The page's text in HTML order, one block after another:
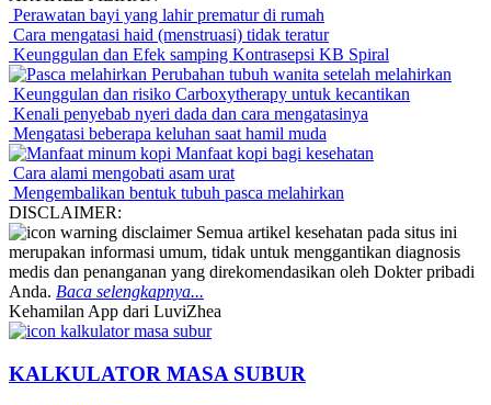
Perawatan bayi yang lahir prematur di rumah
Cara mengatasi haid (menstruasi) tidak teratur
Keunggulan dan Efek samping Kontrasepsi KB Spiral
Perubahan tubuh wanita setelah melahirkan
Keunggulan dan risiko Carboxytherapy untuk kecantikan
Kenali penyebab nyeri dada dan cara mengatasinya
Mengatasi beberapa keluhan saat hamil muda
Manfaat kopi bagi kesehatan
Cara alami mengobati asam urat
Mengembalikan bentuk tubuh pasca melahirkan
DISCLAIMER:
Semua artikel kesehatan pada situs ini
merupakan informasi umum, tidak untuk menggantikan diagnosis
medis dan penanganan yang direkomendasikan oleh Dokter pribadi
Anda. Baca selengkapnya...
Kehamilan App dari LuviZhea
KALKULATOR MASA SUBUR